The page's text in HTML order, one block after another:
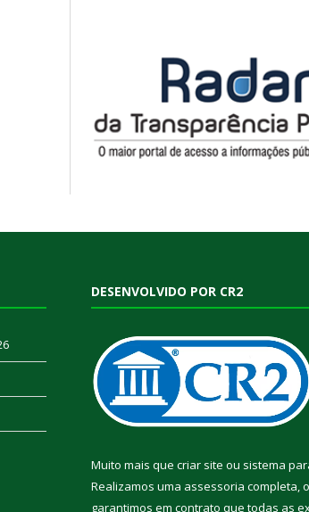
DESENVOLVIDO POR CR2
Muito mais que criar site ou sistema
Realizamos uma assessoria completa,
garantimos em contrato que todas as